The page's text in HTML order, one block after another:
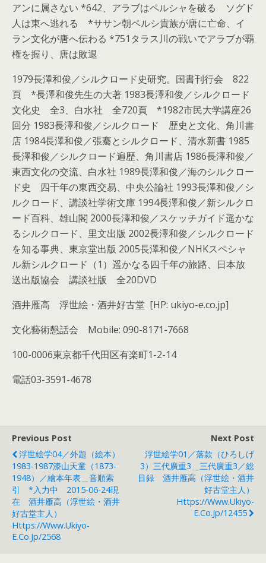
アンに属さない *642、アラブはペルシャを破る ソグド
人は東へ逃れる *ササン朝ペルシ貴族が唐に亡命、イ
ラン文化が唐へ伝わる *751タラス川の戦いでアラブが覇
権を握り、唐は敗退
1979長澤和俊／シルクロード史研究。国書刊行会 822
頁 *長澤和俊先生の大著 1983長澤和俊／シルクロード
文化史 全3、白水社 全720頁 *1982市民大学講座26
回分 1983長澤和俊／シルクロード 歴史と文化、角川書
店 1984長澤和俊／張騫とシルクロード、清水新書 1985
長澤和俊／シルクロード遍歴、角川書店 1986長澤和俊／
東西文化の交流、白水社 1989長澤和俊／海のシルクロー
ド史 四千年の東西交易、中央公論社 1993長澤和俊／シ
ルクロード、講談社学術文庫 1994長澤和俊／新シルクロ
ード百科、雄山閣 2000長澤和俊／スケッチガイド遥かな
るシルクロード、里文出版 2002長澤和俊／シルクロード
を知る事典、東京堂出版 2005長澤和俊／NHKスペシャ
ル新シルクロード（1）遥かなる四千年の旅路、日本放
送出版協会 講談社版 全20DVD
酒井雁高 浮世絵・酒井好古堂 [HP: ukiyo-e.co.jp]
文化藝術懇話会 Mobile: 090-8171-7668
100-0006東京都千代田区有楽町1-2-14
電話03-3591-4678
Previous Post
浮世絵学04／外題（絵本）
1983-1987漆山天童（1873-
1948）／繪本年表＿音順索
引 *入力中 2015-06-24現
在 酒井雁高（浮世絵・酒井
好古堂主人）
Https://www.ukiyo-
E.co.jp/2568
Next Post
浮世絵学01／落款（ひろしげ
3）三代廣重3＿三代廣重3／総
目録 酒井雁高（浮世絵・酒井
好古堂主人）
Https://www.ukiyo-
E.co.jp/12455